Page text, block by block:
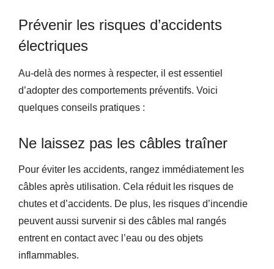
Prévenir les risques d’accidents
électriques
Au-delà des normes à respecter, il est essentiel
d’adopter des comportements préventifs. Voici
quelques conseils pratiques :
Ne laissez pas les câbles traîner
Pour éviter les accidents, rangez immédiatement les
câbles après utilisation. Cela réduit les risques de
chutes et d’accidents. De plus, les risques d’incendie
peuvent aussi survenir si des câbles mal rangés
entrent en contact avec l’eau ou des objets
inflammables.